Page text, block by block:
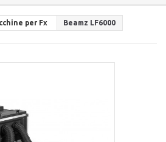
per Fx Beamz LF6000